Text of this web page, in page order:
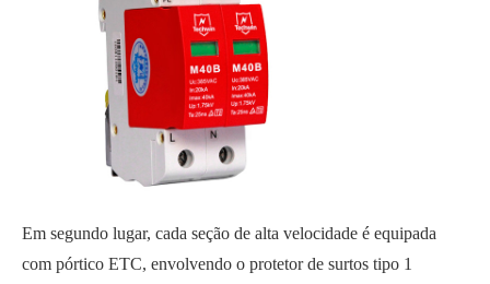
Em segundo lugar, cada seção de alta velocidade é equipada
com pórtico ETC, envolvendo o protetor de surtos tipo 1